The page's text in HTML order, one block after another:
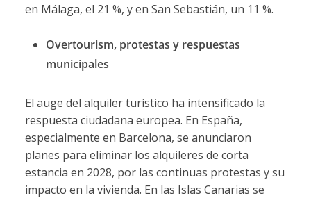
en Málaga, el 21 %, y en San Sebastián, un 11 %.
Overtourism, protestas y respuestas
municipales
El auge del alquiler turístico ha intensificado la
respuesta ciudadana europea. En España,
especialmente en Barcelona, se anunciaron
planes para eliminar los alquileres de corta
estancia en 2028, por las continuas protestas y su
impacto en la vivienda. En las Islas Canarias se